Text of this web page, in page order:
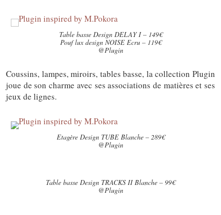
Table basse Design DELAY I – 149€
Pouf lux design NOISE Ecru – 119€
@Plugin
Coussins, lampes, miroirs, tables basse, la collection Plugin
joue de son charme avec ses associations de matières et ses
jeux de lignes.
Etagère Design TUBE Blanche – 289€
@Plugin
Table basse Design TRACKS II Blanche – 99€
@Plugin